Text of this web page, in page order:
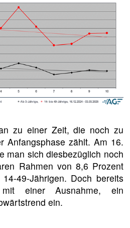
zu einer Zeit, die noch zu
Anfangsphase zählt. Am 16.
man sich diesbezüglich noch
Rahmen von 8,6 Prozent
49-Jährigen. Doch bereits
einer Ausnahme, ein
ein.